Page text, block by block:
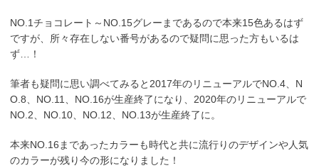
NO.1チョコレート～NO.15グレーまであるので本来15色あるはず
ですが、所々存在しない番号があるので疑問に思った方もいるは
ず…！
筆者も疑問に思い調べてみると2017年のリニューアルでNO.4、N
O.8、NO.11、NO.16が生産終了になり、2020年のリニューアルで
NO.2、NO.10、NO.12、NO.13が生産終了に。
本来NO.16まであったカラーも時代と共に流行りのデザインや人気
のカラーが残り今の形になりました！